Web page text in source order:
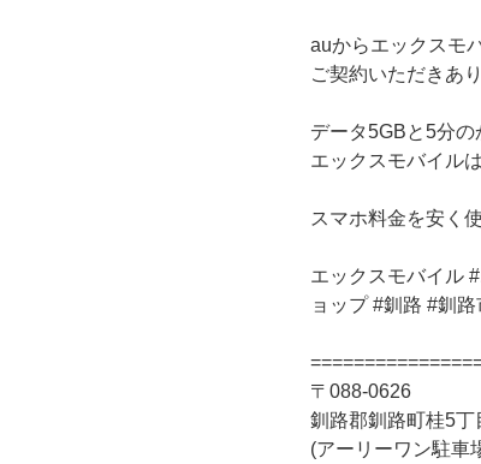
auからエックスモ
ご契約いただきあ
データ5GBと5分
エックスモバイル
スマホ料金を安く
エックスモバイル
ョップ #釧路 #釧
〒088-0626
釧路郡釧路町桂5丁
(アーリーワン駐車